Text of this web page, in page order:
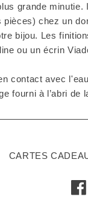
grande
chez un
bijou. Les
ou un écrin
contact avec
fourni à l’abri de
CARTES